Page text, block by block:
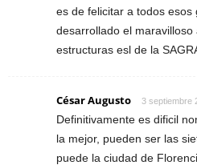
es de felicitar a todos
desarrollado el
estructuras esl de la
César Augusto 3 septiembre
Definitivamente es dificil
la mejor, pueden ser las
puede la ciudad de